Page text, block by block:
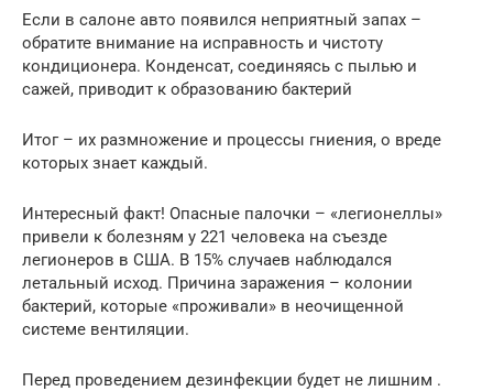
Если в салоне авто появился неприятный запах –
обратите внимание на исправность и чистоту
кондиционера. Конденсат, соединяясь с пылью и
сажей, приводит к образованию бактерий
Итог – их размножение и процессы гниения, о вреде
которых знает каждый.
Интересный факт! Опасные палочки – «легионеллы»
привели к болезням у 221 человека на съезде
легионеров в США. В 15% случаев наблюдался
летальный исход. Причина заражения – колонии
бактерий, которые «проживали» в неочищенной
системе вентиляции.
Перед проведением дезинфекции будет не лишним .